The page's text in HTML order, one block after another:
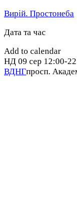
Вирій. Простонеба
Дата та час
Add to calendar
НД 09 сер 12:00-
ВДНГпросп.